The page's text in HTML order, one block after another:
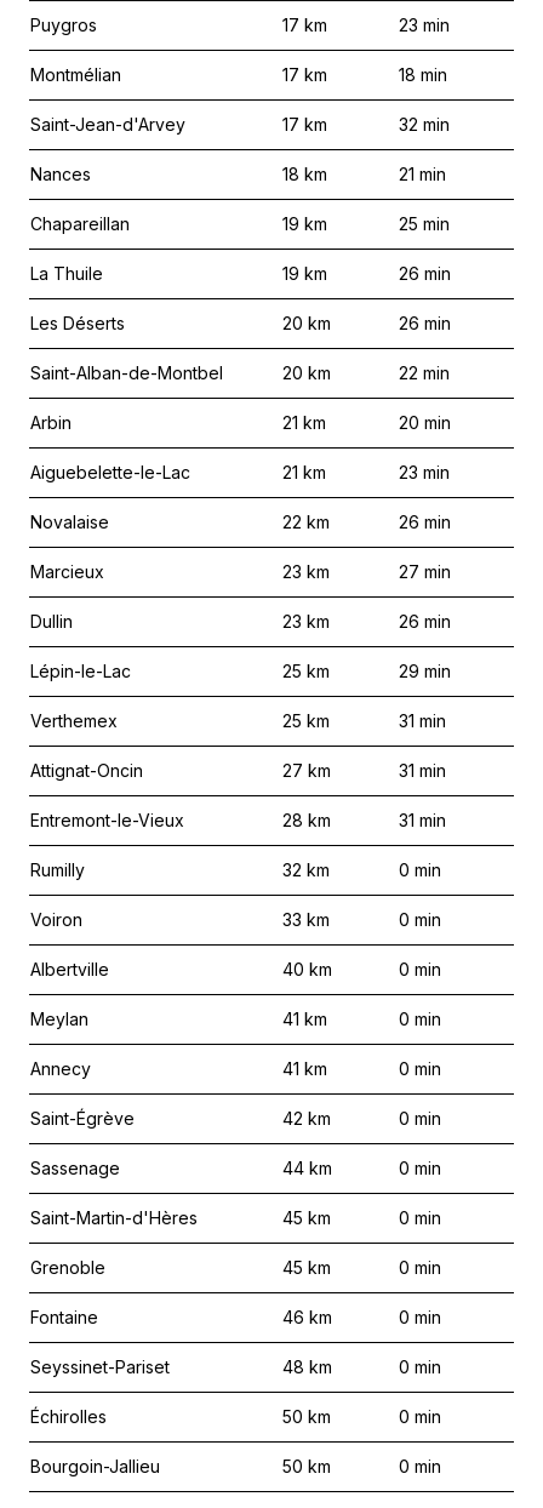
Puygros 17 km 23 min
Montmélian 17 km 18 min
Saint-Jean-d'Arvey 17 km 32 min
Nances 18 km 21 min
Chapareillan 19 km 25 min
La Thuile 19 km 26 min
Les Déserts 20 km 26 min
Saint-Alban-de-Montbel 20 km 22 min
Arbin 21 km 20 min
Aiguebelette-le-Lac 21 km 23 min
Novalaise 22 km 26 min
Marcieux 23 km 27 min
Dullin 23 km 26 min
Lépin-le-Lac 25 km 29 min
Verthemex 25 km 31 min
Attignat-Oncin 27 km 31 min
Entremont-le-Vieux 28 km 31 min
Rumilly 32 km 0 min
Voiron 33 km 0 min
Albertville 40 km 0 min
Meylan 41 km 0 min
Annecy 41 km 0 min
Saint-Égrève 42 km 0 min
Sassenage 44 km 0 min
Saint-Martin-d'Hères 45 km 0 min
Grenoble 45 km 0 min
Fontaine 46 km 0 min
Seyssinet-Pariset 48 km 0 min
Échirolles 50 km 0 min
Bourgoin-Jallieu 50 km 0 min